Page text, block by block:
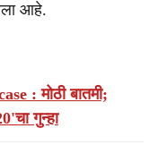
आहे.
: मोठी बातमी;
गुन्हा